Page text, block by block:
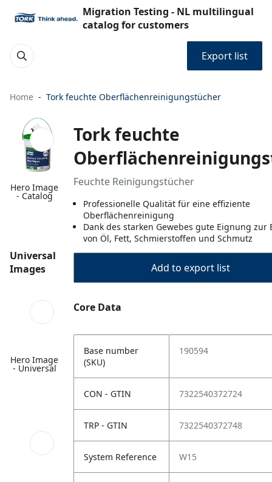
Migration Testing - NL multilingual
catalog for customers
Export list
Home Tork feuchte Oberflächenreinigungstücher
Hero Image
- Catalog
Universal
Images
Hero Image
- Universal
Tork feuchte
Feuchte Reinigungstücher
Professionelle Qualität für eine effiziente
Oberflächenreinigung
Dank des starken Gewebes gute Eignung zur
von Öl, Fett, Schmierstoffen und Schmutz
Add to export list
Core Data
Base number
(SKU)
190594
CON - GTIN 7322540372724
TRP - GTIN 7322540372748
System Reference W15